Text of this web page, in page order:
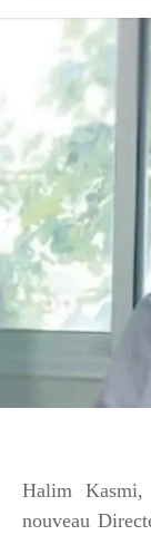
Halim
nouveau